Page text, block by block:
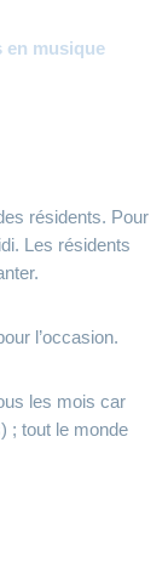
en musique
résidents. Pour
Les résidents
l’occasion.
les mois car
; tout le monde